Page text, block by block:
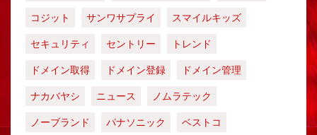
コジット
サンワサプライ
スマイルキッズ
セキュリティ
セントリー
トレンド
ドメイン取得
ドメイン登録
ドメイン管理
ナカバヤシ
ニュース
ノムラテック
ノーブランド
パナソニック
ベストコ